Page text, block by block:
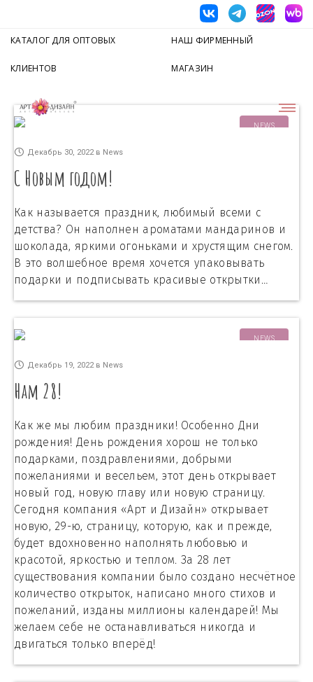
КАТАЛОГ ДЛЯ ОПТОВЫХ
КЛИЕНТОВ
НАШ ФИРМЕННЫЙ
МАГАЗИН
NEWS
Декабрь 30, 2022 в News
С Новым годом!
Как называется праздник, любимый всеми с
детства? Он наполнен ароматами мандаринов и
шоколада, яркими огоньками и хрустящим снегом.
В это волшебное время хочется упаковывать
подарки и подписывать красивые открытки…
NEWS
Декабрь 19, 2022 в News
Нам 28!
Как же мы любим праздники! Особенно Дни
рождения! День рождения хорош не только
подарками, поздравлениями, добрыми
пожеланиями и весельем, этот день открывает
новый год, новую главу или новую страницу.
Сегодня компания «Арт и Дизайн» открывает
новую, 29-ю, страницу, которую, как и прежде,
будет вдохновенно наполнять любовью и
красотой, яркостью и теплом. За 28 лет
существования компании было создано несчётное
количество открыток, написано много стихов и
пожеланий, изданы миллионы календарей! Мы
желаем себе не останавливаться никогда и
двигаться только вперёд!